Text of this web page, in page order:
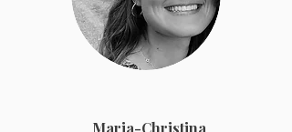
Maria-Christina